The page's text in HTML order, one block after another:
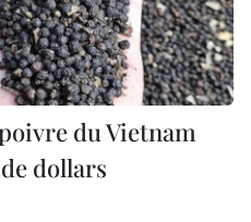
du Vietnam
dollars